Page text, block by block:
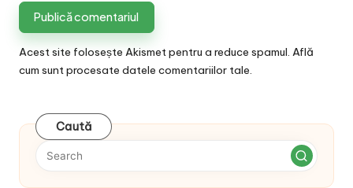
Acest site folosește Akismet pentru a reduce spamul. Află
cum sunt procesate datele comentariilor tale.
Caută